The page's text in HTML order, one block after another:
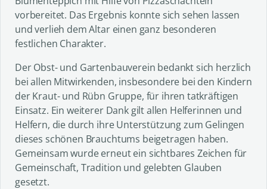
vorbereitet. Das Ergebnis konnte sich sehen lassen
und verlieh dem Altar einen ganz besonderen
festlichen Charakter.
Der Obst- und Gartenbauverein bedankt sich herzlich
bei allen Mitwirkenden, insbesondere bei den Kindern
der Kraut- und Rübn Gruppe, für ihren tatkräftigen
Einsatz. Ein weiterer Dank gilt allen Helferinnen und
Helfern, die durch ihre Unterstützung zum Gelingen
dieses schönen Brauchtums beigetragen haben.
Gemeinsam wurde erneut ein sichtbares Zeichen für
Gemeinschaft, Tradition und gelebten Glauben
gesetzt.